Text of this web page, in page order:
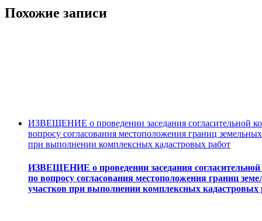
Похожие записи
ИЗВЕЩЕНИЕ о проведении заседания согласительной
вопросу согласования местоположения границ
при выполнении комплексных кадастровых работ
ИЗВЕЩЕНИЕ о проведении заседания согласительной
по вопросу согласования местоположения границ
участков при выполнении комплексных кадастровых